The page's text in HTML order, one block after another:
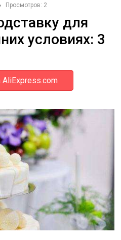
Просмотров: 2
для
условиях: 3